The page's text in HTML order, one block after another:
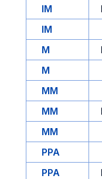
IM
IM
M
M
MM
MM
MM
PPA
PPA